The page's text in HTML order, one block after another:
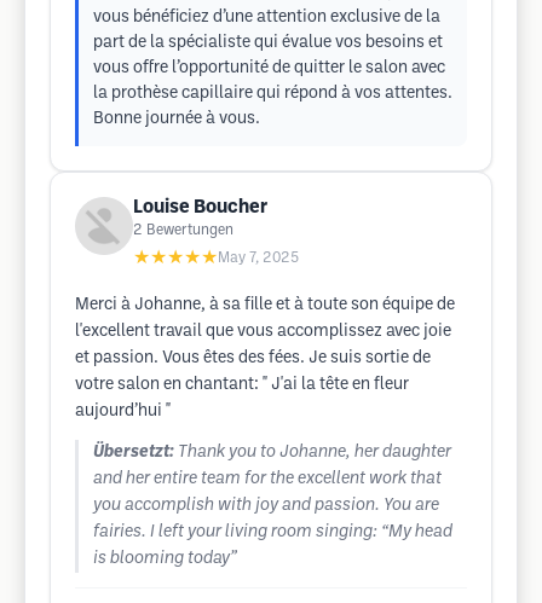
vous bénéficiez d’une attention exclusive de la
part de la spécialiste qui évalue vos besoins et
vous offre l’opportunité de quitter le salon avec
la prothèse capillaire qui répond à vos attentes.
Bonne journée à vous.
Louise Boucher
2 Bewertungen
★★★★★ May 7, 2025
Merci à Johanne, à sa fille et à toute son équipe de
l'excellent travail que vous accomplissez avec joie
et passion. Vous êtes des fées. Je suis sortie de
votre salon en chantant: " J'ai la tête en fleur
aujourd’hui "
Übersetzt: Thank you to Johanne, her daughter
and her entire team for the excellent work that
you accomplish with joy and passion. You are
fairies. I left your living room singing: “My head
is blooming today”